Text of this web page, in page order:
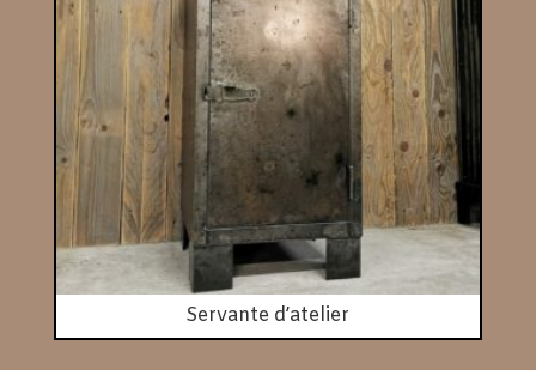
Servante d’atelier